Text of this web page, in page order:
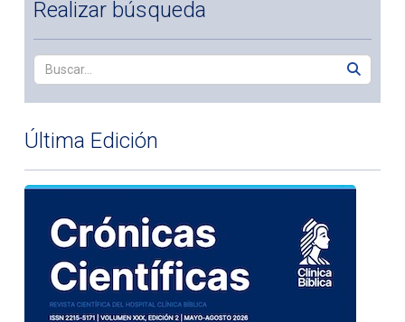
Realizar búsqueda
Última Edición